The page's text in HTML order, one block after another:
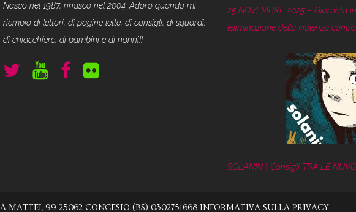
Nasco nel 1987, rinasco nel 2004. Adoro quando mi
riempio di lettori, di pagine lette, di consigli, di sguardi,
di chiacchiere, di bambini e di nonni!!
25 NOVEMBRE 2025 – Giornata
l’eliminazione della violenza
SOLANIN | Consigli TRA LE
MATTEI, 99 25062 CONCESIO (BS) 0302751668 INFORMATIVA SULLA PRIVACY